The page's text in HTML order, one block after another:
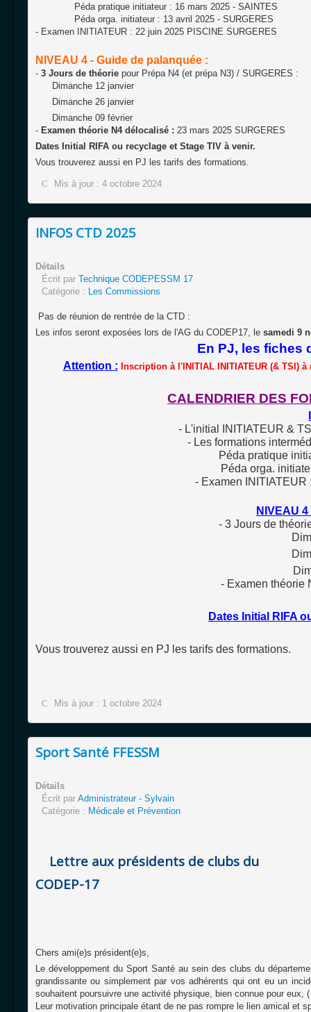
Péda pratique initiateur : 16 mars 2025 - SAINTES
Péda orga. initiateur : 13 avril 2025 - SURGERES
- Examen INITIATEUR : 22 juin 2025 PISCINE SURGERES
NIVEAU 4 - Guide de palanquée :
- 3 Jours de théorie pour Prépa N4 (et prépa N3) / SURGERES :
Dimanche 12 janvier
Dimanche 26 janvier
Dimanche 09 février
- Examen théorie N4 délocalisé : 23 mars 2025 SURGERES
Dates Initial RIFA ou recyclage et Stage TIV à venir.
Vous trouverez aussi en PJ les tarifs des formations.
Mis à jour : 4 octobre 2024
INFOS CTD 2025
Détails
Écrit par Technique CODEPESSM 17
Catégorie : Les Commissions
Pas de réunion de rentrée de la CTD :
Les infos seront exposées lors de l'AG du CODEP17, le samedi 9
En PJ, les fiches
Attention : Inscription à l'INITIAL INITIATEUR (& TSI)
CALENDRIER DES
- L'initial INITIATEUR &
- Les formations
Péda pratique
Péda orga.
- Examen
NIVEAU
- 3 Jours de
- Examen théorie
Dates Initial RIFA
Vous trouverez aussi en PJ les tarifs des formations.
Mis à jour : 1 octobre 2024
Sport Santé FFESSM
Détails
Écrit par Administrateur - Sylvain
Catégorie : Médicale et Prévention
Lettre aux présidents de clubs du
CODEP-17
Chers ami(e)s président(e)s,
Le développement du Sport Santé au sein des clubs du
grandissante ou simplement par vos adhérents qui ont eu un
souhaitent poursuivre une activité physique, bien connue pour eux,
Leur motivation principale étant de ne pas rompre le lien amical et